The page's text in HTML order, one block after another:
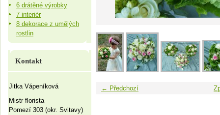
← Předchozí
6 drátěné výrobky
7 interiér
8 dekorace z umělých
rostlin
Kontakt
Jitka Vápeníková
Mistr florista
Pomezí 303 (okr. Svitavy)